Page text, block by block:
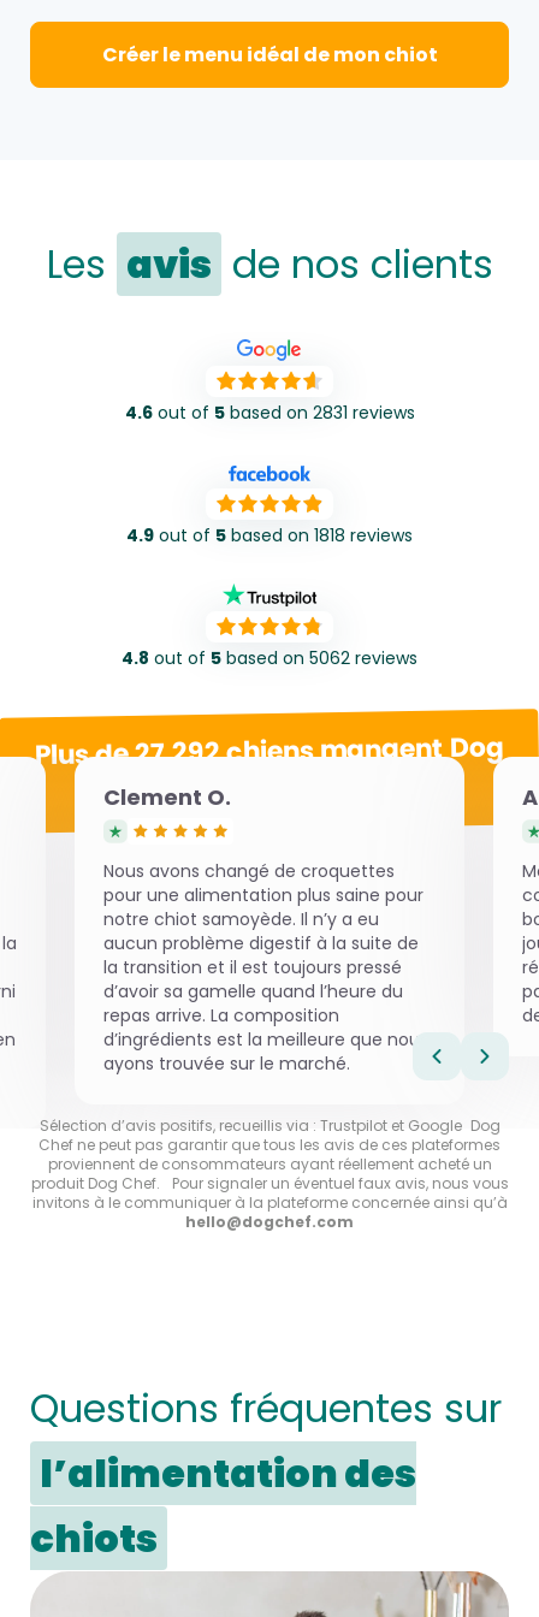
Créer le menu idéal de mon chiot
Les avis de nos clients
4.6out of 5based on 2831 reviews
4.9 out of 5 based on 1818 reviews
4.8 out of 5 based on 5062 reviews
Plus de 27 292 chiens mangent Dog
Chef tous les jours !
Clement O.
Nous avons changé de croquettes
pour une alimentation plus saine pour
notre chiot samoyède. Il n’y a eu
aucun problème digestif à la suite de
la transition et il est toujours pressé
d’avoir sa gamelle quand l’heure du
repas arrive. La composition
d’ingrédients est la meilleure que nous
ayons trouvée sur le marché.
Sélection d’avis positifs, recueillis via : Trustpilot et Google Dog
Chef ne peut pas garantir que tous les avis de ces plateformes
proviennent de consommateurs ayant réellement acheté un
produit Dog Chef. Pour signaler un éventuel faux avis, nous vous
invitons à le communiquer à la plateforme concernée ainsi qu’à
hello@dogchef.com
Questions fréquentes sur
l’alimentation des
chiots